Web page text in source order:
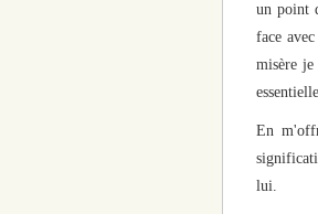
un point
face
misère je
En
lui.